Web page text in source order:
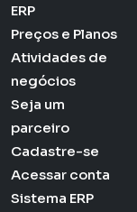
ERP
Preços e Planos
Atividades de
negócios
Seja um
parceiro
Cadastre-se
Acessar conta
Sistema ERP